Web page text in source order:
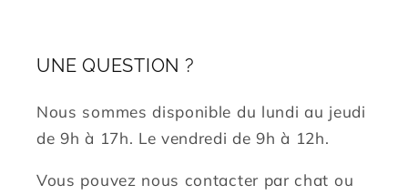
UNE QUESTION ?
Nous sommes disponible du lundi au jeudi
de 9h à 17h. Le vendredi de 9h à 12h.
Vous pouvez nous contacter par chat ou